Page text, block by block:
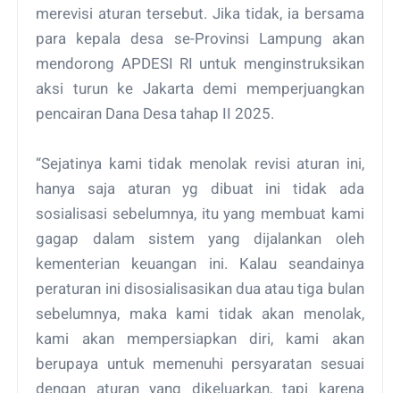
merevisi aturan tersebut. Jika tidak, ia bersama
para kepala desa se-Provinsi Lampung akan
mendorong APDESI RI untuk menginstruksikan
aksi turun ke Jakarta demi memperjuangkan
pencairan Dana Desa tahap II 2025.
“Sejatinya kami tidak menolak revisi aturan ini,
hanya saja aturan yg dibuat ini tidak ada
sosialisasi sebelumnya, itu yang membuat kami
gagap dalam sistem yang dijalankan oleh
kementerian keuangan ini. Kalau seandainya
peraturan ini disosialisasikan dua atau tiga bulan
sebelumnya, maka kami tidak akan menolak,
kami akan mempersiapkan diri, kami akan
berupaya untuk memenuhi persyaratan sesuai
dengan aturan yang dikeluarkan, tapi karena